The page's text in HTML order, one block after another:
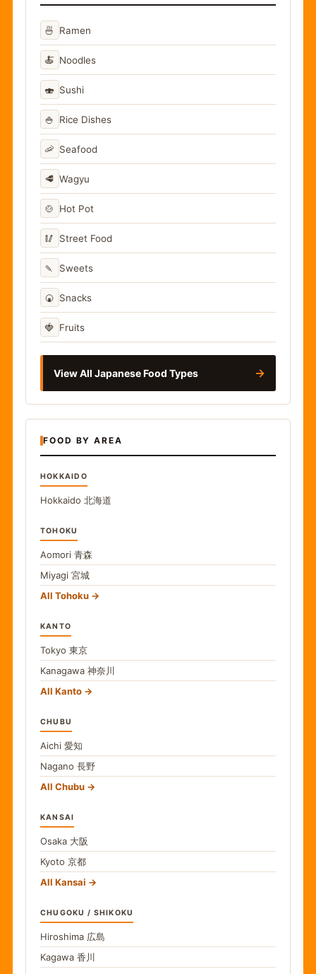
🍜 Ramen
🍝 Noodles
🍣 Sushi
🍚 Rice Dishes
🦐 Seafood
🥩 Wagyu
🍲 Hot Pot
🥢 Street Food
🍡 Sweets
🍘 Snacks
🍓 Fruits
View All Japanese Food Types →
FOOD BY AREA
HOKKAIDO
Hokkaido 北海道
TOHOKU
Aomori 青森
Miyagi 宮城
All Tohoku
KANTO
Tokyo 東京
Kanagawa 神奈川
All Kanto
CHUBU
Aichi 愛知
Nagano 長野
All Chubu
KANSAI
Osaka 大阪
Kyoto 京都
All Kansai
CHUGOKU / SHIKOKU
Hiroshima 広島
Kagawa 香川